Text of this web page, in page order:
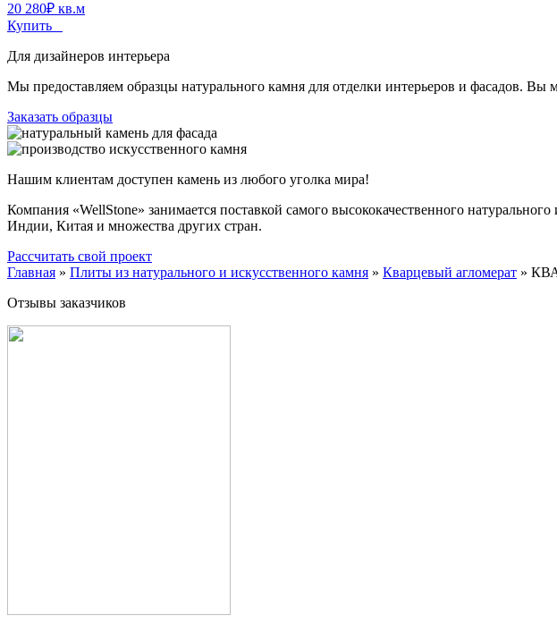
20 280₽ кв.м
Купить
Для дизайнеров интерьера
Мы предоставляем образцы натурального камня для отделки интерьеров и фасадов. Вы
Заказать образцы
Нашим клиентам доступен камень из любого уголка мира!
Компания «WellStone» занимается поставкой самого высококачественного
Индии, Китая и множества других стран.
Рассчитать свой проект
Главная » Плиты из натурального и искусственного камня » Кварцевый агломерат »
Отзывы заказчиков